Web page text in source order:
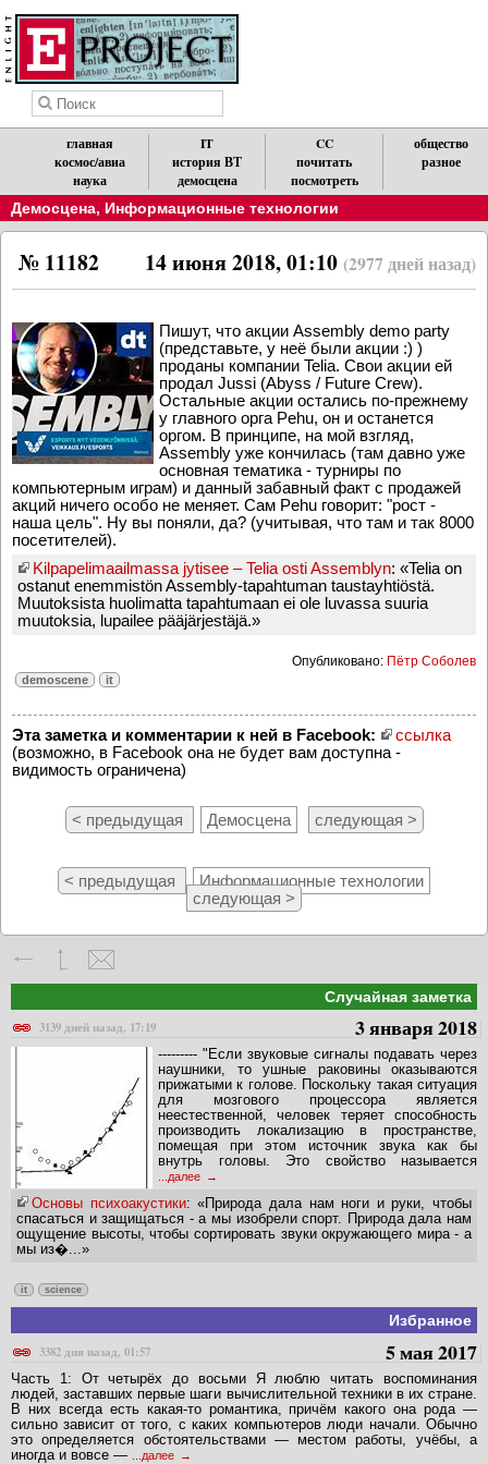
главная
космос/авиа
наука
IT
история ВТ
демосцена
CC
почитать
посмотреть
общество
разное
Демосцена, Информационные технологии
14 июня 2018, 01:10 (2977 дней назад)
№ 11182
Пишут, что акции Assembly demo party
(представьте, у неё были акции :) )
проданы компании Telia. Свои акции ей
продал Jussi (Abyss / Future Crew).
Остальные акции остались по-прежнему
у главного орга Pehu, он и останется
оргом. В принципе, на мой взгляд,
Assembly уже кончилась (там давно уже
основная тематика - турниры по
компьютерным играм) и данный забавный факт с продажей
акций ничего особо не меняет. Сам Pehu говорит: "рост -
наша цель". Ну вы поняли, да? (учитывая, что там и так 8000
посетителей).
Kilpapelimaailmassa jytisee – Telia osti Assemblyn: «Telia on
ostanut enemmistön Assembly-tapahtuman taustayhtiöstä.
Muutoksista huolimatta tapahtumaan ei ole luvassa suuria
muutoksia, lupailee pääjärjestäjä.»
Опубликовано: Пётр Соболев
demoscene it
Эта заметка и комментарии к ней в Facebook:
ссылка
(возможно, в Facebook она не будет вам доступна -
видимость ограничена)
< предыдущая Демосцена следующая >
< предыдущая
Информационные технологии
следующая >
Случайная заметка
3139 дней назад, 17:19
3 января 2018
--------- "Если звуковые сигналы подавать через
наушники, то ушные раковины оказываются
прижатыми к голове. Поскольку такая ситуация
для мозгового процессора является
неестественной, человек теряет способность
производить локализацию в пространстве,
помещая при этом источник звука как бы
внутрь головы. Это свойство называется
...далее
Основы психоакустики: «Природа дала нам ноги и руки, чтобы
спасаться и защищаться - а мы изобрели спорт. Природа дала нам
ощущение высоты, чтобы сортировать звуки окружающего мира - а
мы из�...»
it science
Избранное
3382 дня назад, 01:57
5 мая 2017
Часть 1: От четырёх до восьми Я люблю читать воспоминания
людей, заставших первые шаги вычислительной техники в их стране.
В них всегда есть какая-то романтика, причём какого она рода —
сильно зависит от того, с каких компьютеров люди начали. Обычно
это определяется обстоятельствами — местом работы, учёбы, а
иногда и вовсе —
...далее